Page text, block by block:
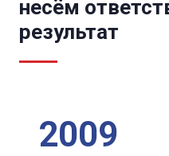
несём
результат
2009